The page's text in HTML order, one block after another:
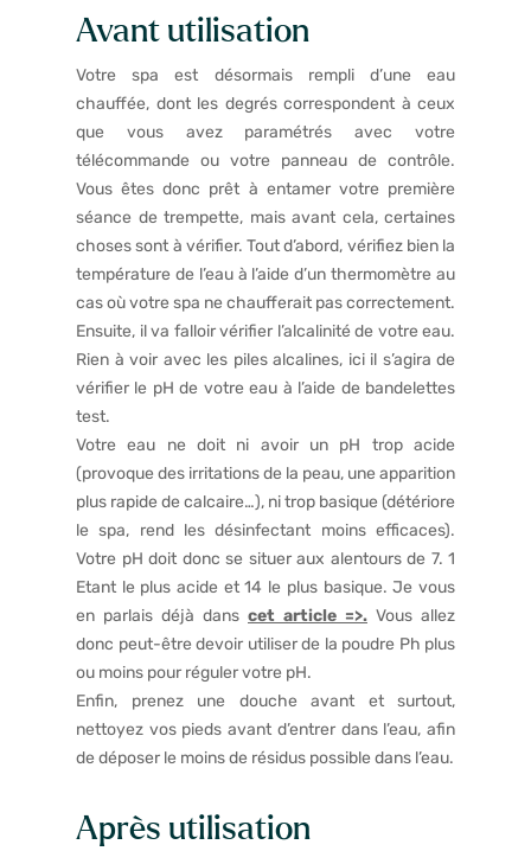
Avant utilisation
Votre spa est désormais rempli d’une eau
chauffée, dont les degrés correspondent à ceux
que vous avez paramétrés avec votre
télécommande ou votre panneau de contrôle.
Vous êtes donc prêt à entamer votre première
séance de trempette, mais avant cela, certaines
choses sont à vérifier. Tout d’abord, vérifiez bien la
température de l’eau à l’aide d’un thermomètre au
cas où votre spa ne chaufferait pas correctement.
Ensuite, il va falloir vérifier l’alcalinité de votre eau.
Rien à voir avec les piles alcalines, ici il s’agira de
vérifier le pH de votre eau à l’aide de bandelettes
test.
Votre eau ne doit ni avoir un pH trop acide
(provoque des irritations de la peau, une apparition
plus rapide de calcaire…), ni trop basique (détériore
le spa, rend les désinfectant moins efficaces).
Votre pH doit donc se situer aux alentours de 7. 1
Etant le plus acide et 14 le plus basique. Je vous
en parlais déjà dans cet article =>. Vous allez
donc peut-être devoir utiliser de la poudre Ph plus
ou moins pour réguler votre pH.
Enfin, prenez une douche avant et surtout,
nettoyez vos pieds avant d’entrer dans l’eau, afin
de déposer le moins de résidus possible dans l’eau.
Après utilisation